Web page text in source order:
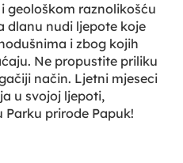
geološkom raznolikošću
dlanu nudi ljepote koje
i zbog kojih
Ne propustite priliku
način. Ljetni mjeseci
u svojoj ljepoti,
Parku prirode Papuk!